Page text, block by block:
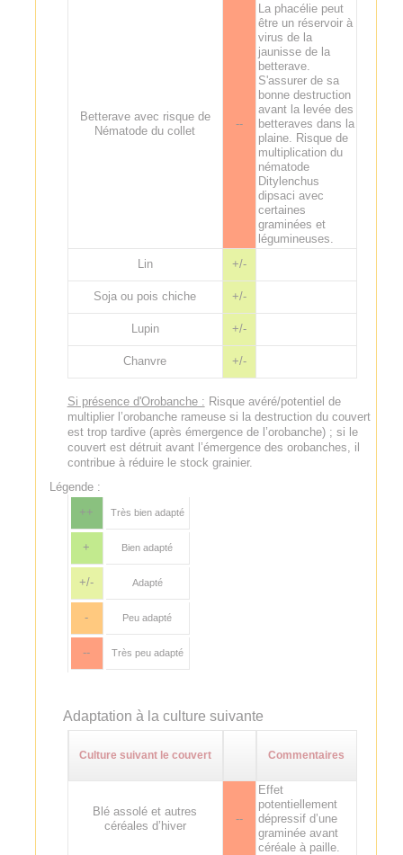
Betterave avec risque de
Nématode du collet
--
La phacélie peut
être un réservoir à
virus de la
jaunisse de la
betterave.
S'assurer de sa
bonne destruction
avant la levée des
betteraves dans la
plaine. Risque de
multiplication du
nématode
Ditylenchus
dipsaci avec
certaines
graminées et
légumineuses.
Lin
+/-
Soja ou pois chiche +/-
Lupin +/-
Chanvre +/-
Si présence d'Orobanche : Risque avéré/potentiel de
multiplier l’orobanche rameuse si la destruction du couvert
est trop tardive (après émergence de l’orobanche) ; si le
couvert est détruit avant l’émergence des orobanches, il
contribue à réduire le stock grainier.
Légende :
++
Très bien adapté
+ Bien adapté
+/- Adapté
- Peu adapté
-- Très peu adapté
Adaptation à la culture suivante
Culture suivant le couvert Commentaires
Blé assolé et autres
céréales d’hiver
--
Effet
potentiellement
dépressif d’une
graminée avant
céréale à paille.